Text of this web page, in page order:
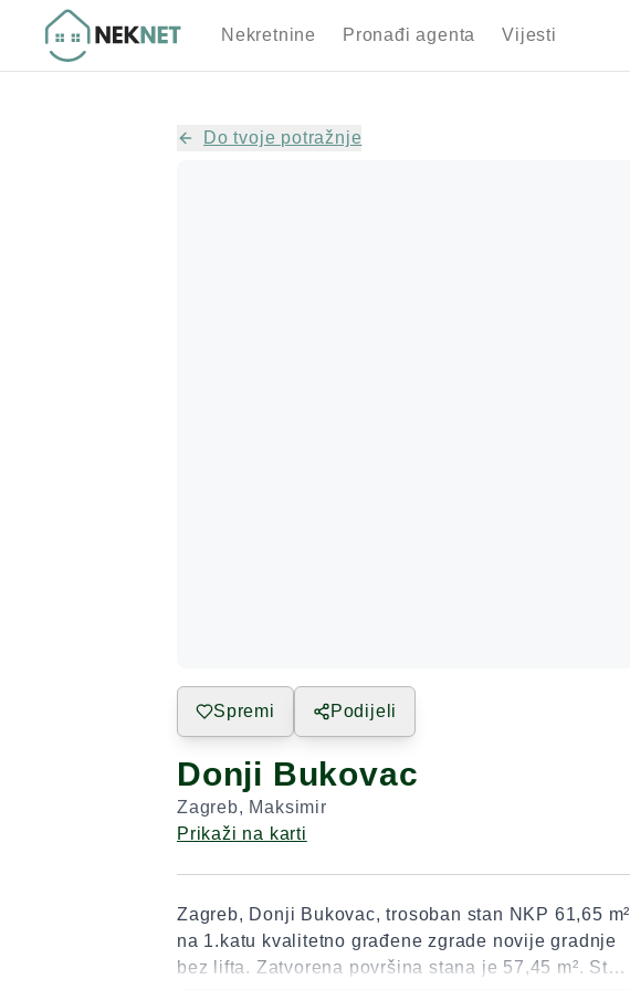
Nekretnine Pronađi agenta Vijesti
Do tvoje potražnje
Spremi Podijeli
Donji Bukovac
Zagreb, Maksimir
Prikaži na karti
Zagreb, Donji Bukovac, trosoban stan NKP 61,65 m²
na 1.katu kvalitetno građene zgrade novije gradnje
bez lifta. Zatvorena površina stana je 57,45 m². Stan